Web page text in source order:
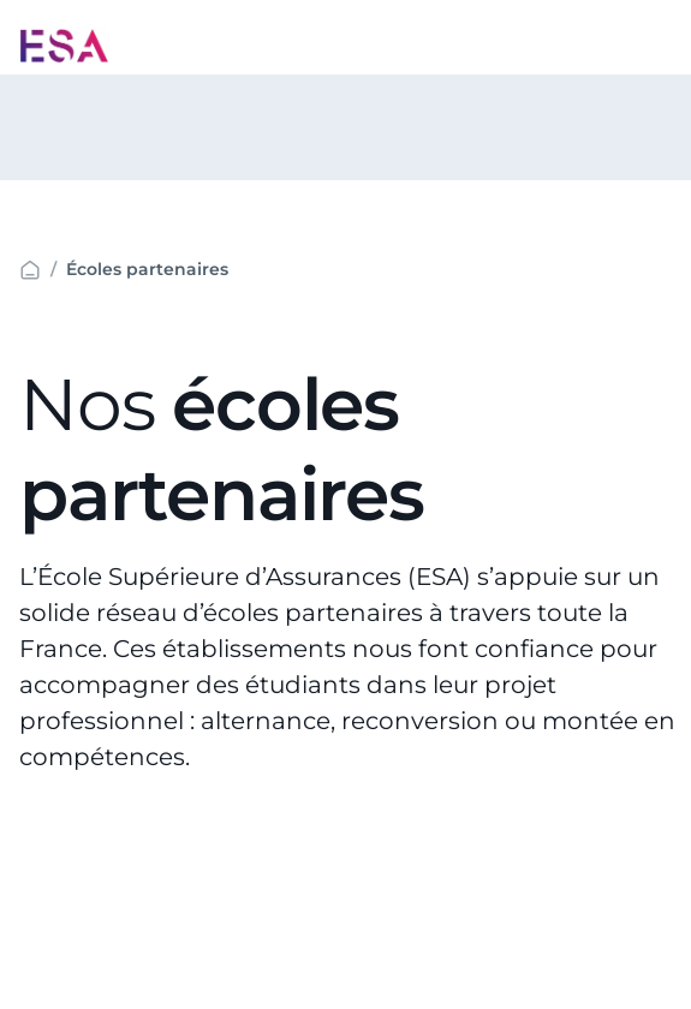
au
contenu
Écoles partenaires
Nos écoles
partenaires
L’École Supérieure d’Assurances (ESA) s’appuie sur un
solide réseau d’écoles partenaires à travers toute la
France. Ces établissements nous font confiance pour
accompagner des étudiants dans leur projet
professionnel : alternance, reconversion ou montée en
compétences.